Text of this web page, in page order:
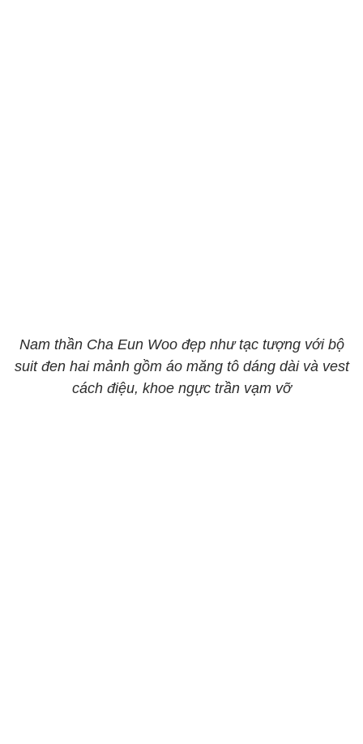
Nam thần Cha Eun Woo đẹp như tạc tượng với bộ
suit đen hai mảnh gồm áo măng tô dáng dài và vest
cách điệu, khoe ngực trần vạm vỡ